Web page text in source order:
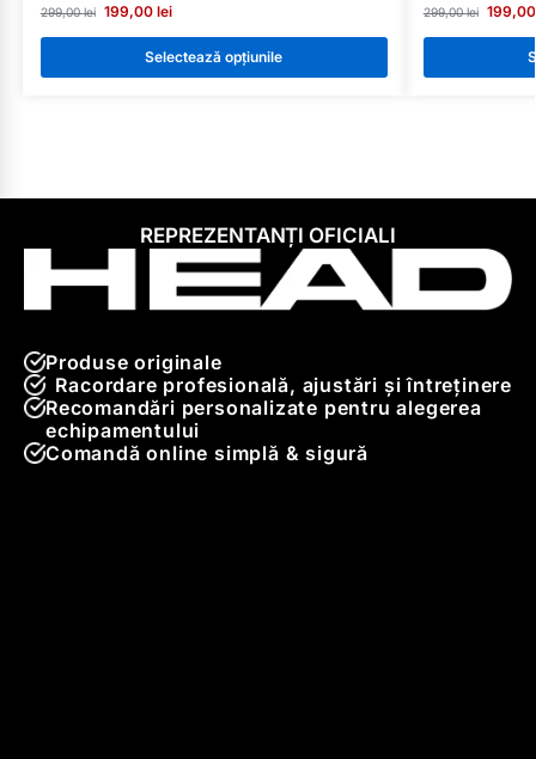
299,00lei 199,00 lei
Selectează opțiunile
299,00lei
REPREZENTANȚI OFICIALI
Produse originale
Racordare profesională, ajustări și întreținere
Recomandări personalizate pentru alegerea
echipamentului
Comandă online simplă & sigură